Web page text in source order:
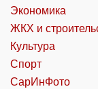
Экономика
ЖКХ и
Культура
Спорт
СарИнФото